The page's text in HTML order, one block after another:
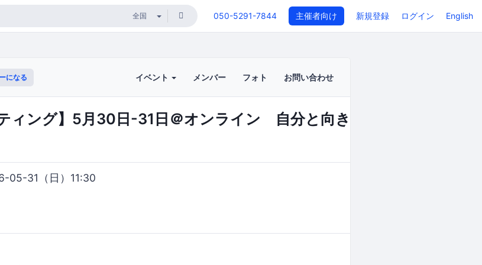
050-5291-7844 主催者向け 新規登録 ログイン English
になる イベント メンバー フォト お問い合わせ
ィング】5月30日-31日＠オンライン 自分と向き合い人生を再編集
05-31（日）11:30